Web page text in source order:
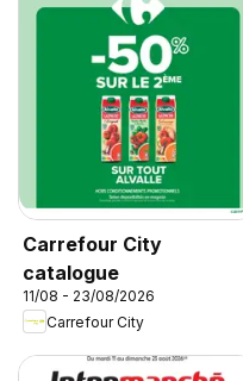
Carrefour City
catalogue
11/08 - 23/08/2026
Carrefour City